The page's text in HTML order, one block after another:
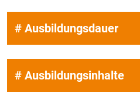
# Ausbildungsdauer
# Ausbildungsinhalte